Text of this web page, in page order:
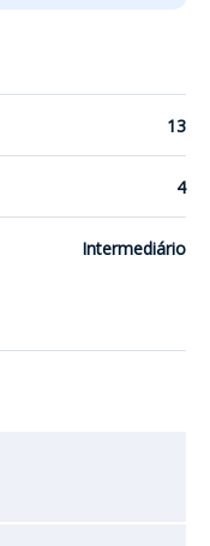
13
4
Intermediário